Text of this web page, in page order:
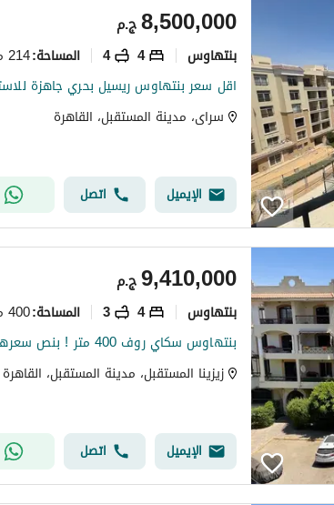
ج.م8,500,000
بنتهاوس 4
4 المساحة:214 متر مربع
سراى، مدينة المستقبل، القاهرة
الإيميل اتصل
ج.م9,410,000
بنتهاوس 4
3 المساحة:400 متر مربع
زيزينا المستقبل، مدينة المستقبل، القاهرة
الإيميل اتصل